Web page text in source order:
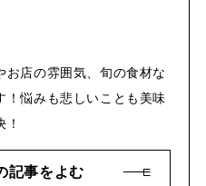
お店の雰囲気、旬の食材な
！悩みも悲しいことも美味
記事をよむ